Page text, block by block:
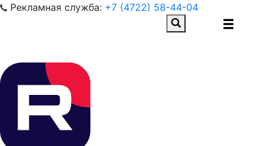
Рекламная служба: +7 (4722) 58-44-04